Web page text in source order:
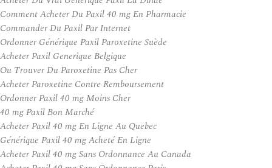
Comment Acheter Du Paxil 40 mg En Pharmacie
Commander Du Paxil Par Internet
Ordonner Générique Paxil Paroxetine Suède
Acheter Paxil Generique Belgique
Ou Trouver Du Paroxetine Pas Cher
Acheter Paroxetine Contre Remboursement
Ordonner Paxil 40 mg Moins Cher
40 mg Paxil Bon Marché
Acheter Paxil 40 mg En Ligne Au Quebec
Générique Paxil 40 mg Acheté En Ligne
Acheter Paxil 40 mg Sans Ordonnance Au Canada